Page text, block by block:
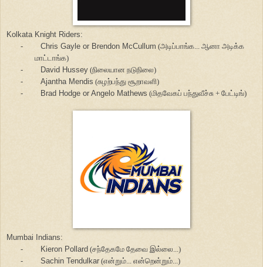
Kolkata Knight Riders:
-
Chris Gayle or Brendon McCullum (அடிப்பாங்க... ஆனா அடிக்க
மாட்டாங்க)
-
David Hussey (நிலையான நடுநிலை)
-
Ajantha Mendis (சுழற்பந்து சூறாவளி)
-
Brad Hodge or Angelo Mathews (மிதவேகப் பந்துவீச்சு + பேட்டிங்)
Mumbai Indians:
-
Kieron Pollard (சந்தேகமே தேவை இல்லை...)
-
Sachin Tendulkar (என்றும்... என்றென்றும்...)